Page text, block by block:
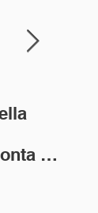
la